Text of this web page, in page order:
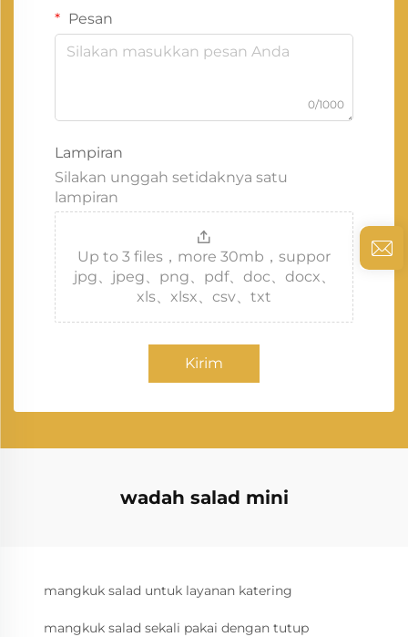
Pesan
0/1000
Lampiran
Silakan unggah setidaknya satu
lampiran
Up to 3 files，more 30mb，suppor
jpg、jpeg、png、pdf、doc、docx、
xls、xlsx、csv、txt
Kirim
wadah salad mini
mangkuk salad untuk layanan katering
mangkuk salad sekali pakai dengan tutup